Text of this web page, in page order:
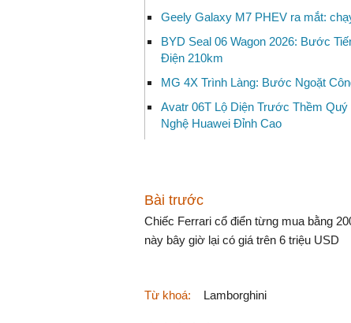
Geely Galaxy M7 PHEV ra mắt:
BYD Seal 06 Wagon 2026: Bước
Điện 210km
MG 4X Trình Làng: Bước Ngoặt
Avatr 06T Lộ Diện Trước Thềm
Nghệ Huawei Đỉnh Cao
Bài trước
Chiếc Ferrari cổ điển từng mua bằng
này bây giờ lại có giá trên 6 triệu USD
Từ khoá: Lamborghini